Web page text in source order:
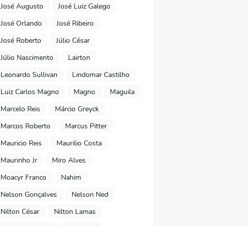
José Augusto
José Luiz Galego
José Orlando
José Ribeiro
José Roberto
Júlio César
Júlio Nascimento
Lairton
Leonardo Sullivan
Lindomar Castilho
Luiz Carlos Magno
Magno
Maguila
Marcelo Reis
Márcio Greyck
Marcos Roberto
Marcus Pitter
Mauricio Reis
Maurilio Costa
Maurinho Jr
Miro Alves
Moacyr Franco
Nahim
Nelson Gonçalves
Nelson Ned
Nilton César
Nilton Lamas